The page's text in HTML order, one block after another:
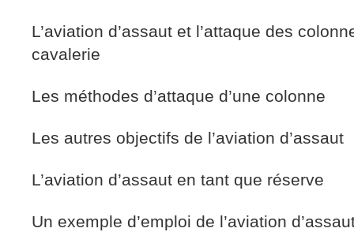
L’aviation d’assaut et l’attaque des
cavalerie
Les méthodes d’attaque d’une colonne
Les autres objectifs de l’aviation d’assaut
L’aviation d’assaut en tant que réserve
Un exemple d’emploi de l’aviation